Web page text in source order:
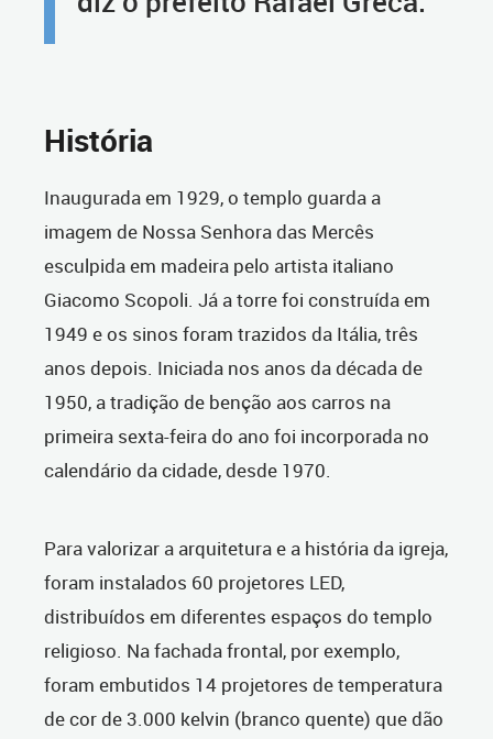
História
Inaugurada em 1929, o templo guarda a
imagem de Nossa Senhora das Mercês
esculpida em madeira pelo artista italiano
Giacomo Scopoli. Já a torre foi construída em
1949 e os sinos foram trazidos da Itália, três
anos depois. Iniciada nos anos da década de
1950, a tradição de benção aos carros na
primeira sexta-feira do ano foi incorporada no
calendário da cidade, desde 1970.
Para valorizar a arquitetura e a história da igreja,
foram instalados 60 projetores LED,
distribuídos em diferentes espaços do templo
religioso. Na fachada frontal, por exemplo,
foram embutidos 14 projetores de temperatura
de cor de 3.000 kelvin (branco quente) que dão